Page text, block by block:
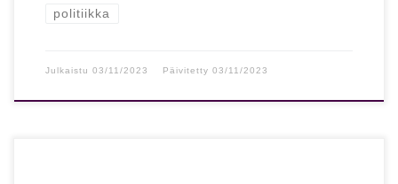
politiikka
Julkaistu 03/11/2023 Päivitetty 03/11/2023